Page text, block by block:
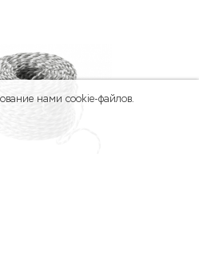
нами cookie-файлов.